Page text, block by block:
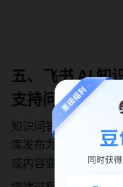
五、飞书 AI 知
支持问答的共
知识问答「共享知识
库发布为可 AI 问答
或内容变现。